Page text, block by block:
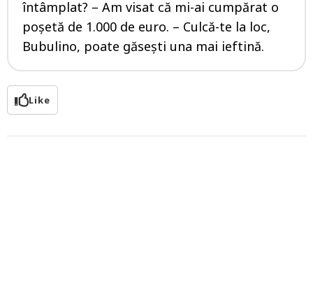
întâmplat? – Am visat că mi-ai cumpărat o
poșetă de 1.000 de euro. – Culcă-te la loc,
Bubulino, poate găsești una mai ieftină.
Like